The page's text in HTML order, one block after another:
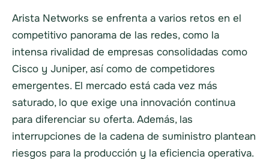
Arista Networks se enfrenta a varios retos en el
competitivo panorama de las redes, como la
intensa rivalidad de empresas consolidadas como
Cisco y Juniper, así como de competidores
emergentes. El mercado está cada vez más
saturado, lo que exige una innovación continua
para diferenciar su oferta. Además, las
interrupciones de la cadena de suministro plantean
riesgos para la producción y la eficiencia operativa.